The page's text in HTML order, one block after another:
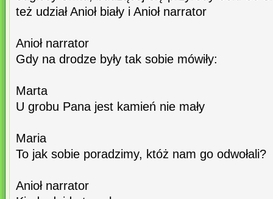
też udział Anioł biały i Anioł narrator
Anioł narrator
Gdy na drodze były tak sobie mówiły:
Marta
U grobu Pana jest kamień nie mały
Maria
To jak sobie poradzimy, któż nam go odwołali?
Anioł narrator